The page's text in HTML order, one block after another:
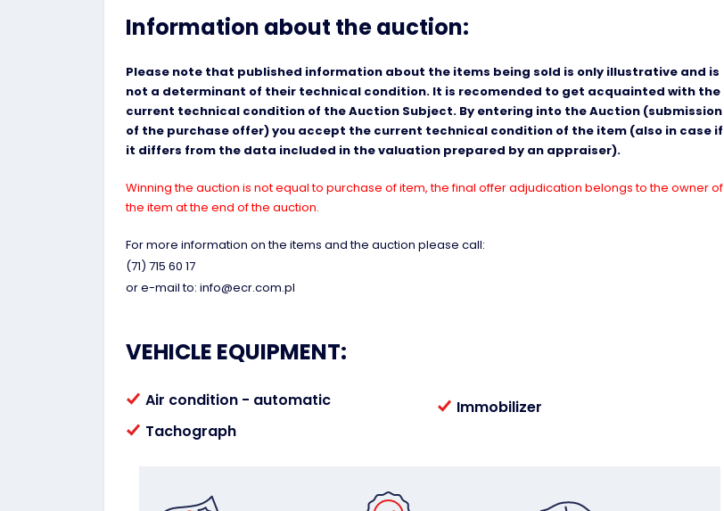
Information about the auction:
Please note that published information about the items being sold is only illustrative and is
not a determinant of their technical condition. It is recomended to get acquainted with the
current technical condition of the Auction Subject. By entering into the Auction (submission
of the purchase offer) you accept the current technical condition of the item (also in case if
it differs from the data included in the valuation prepared by an appraiser).
Winning the auction is not equal to purchase of item, the final offer adjudication belongs to the owner of
the item at the end of the auction.
For more information on the items and the auction please call:
(71) 715 60 17
or e-mail to: info@ecr.com.pl
VEHICLE EQUIPMENT:
Air condition - automatic
Tachograph
Immobilizer